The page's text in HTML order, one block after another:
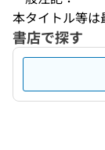
本タイトル等は
書店で探す